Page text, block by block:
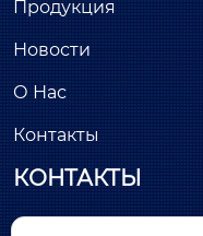
Продукция
Новости
О Нас
Контакты
КОНТАКТЫ